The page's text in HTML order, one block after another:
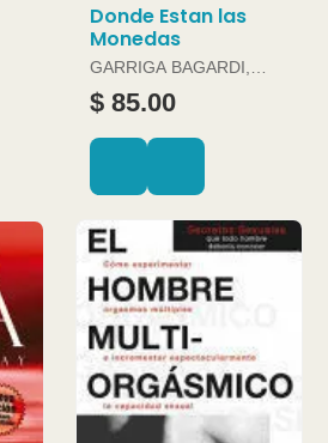
Donde Estan las
Monedas
GARRIGA BAGARDI,
JOAN
$ 85.00